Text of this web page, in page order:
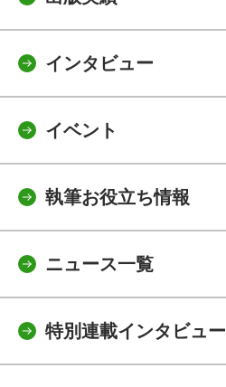
インタビュー
イベント
執筆お役立ち情報
ニュース一覧
特別連載インタビュー